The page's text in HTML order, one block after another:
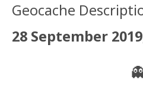
Geocache
28 September